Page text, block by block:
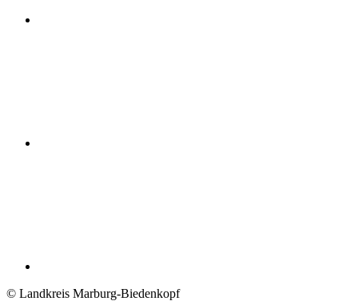
© Landkreis Marburg-Biedenkopf